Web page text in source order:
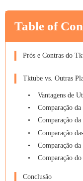
Table of
Prós e Contras do
Tktube vs. Outras
Vantagens de
Comparação
Comparação
Comparação
Comparação
Comparação
Conclusão